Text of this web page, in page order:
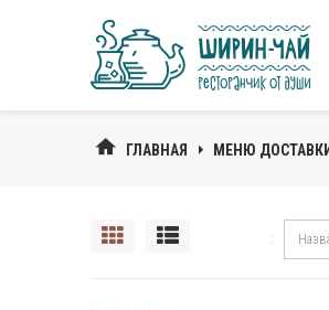
ГЛАВНАЯ МЕНЮ ДОСТАВКИ